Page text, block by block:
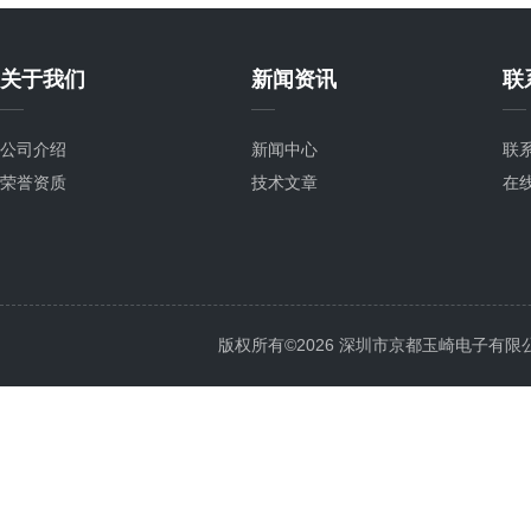
关于我们
公司介绍
荣誉资质
新闻资讯
新闻中心
技术文章
联
联
在
版权所有©2026 深圳市京都玉崎电子有